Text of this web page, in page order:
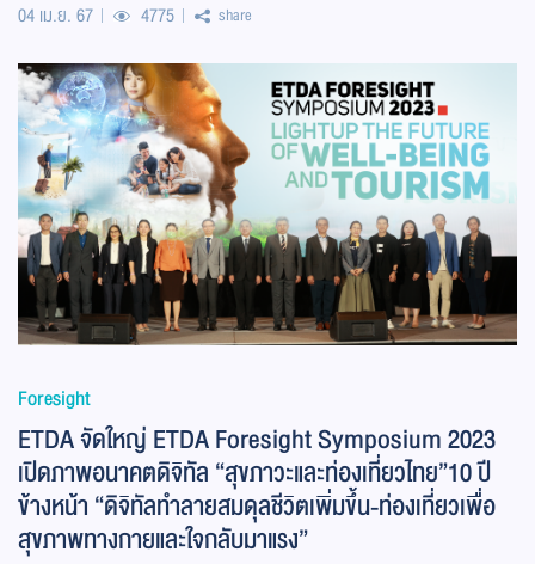
04 เม.ย. 67
4775 share
Foresight
ETDA จัดใหญ่ ETDA Foresight Symposium 2023
เปิดภาพอนาคตดิจิทัล “สุขภาวะและท่องเที่ยวไทย”10 ปี
ข้างหน้า “ดิจิทัลทำลายสมดุลชีวิตเพิ่มขึ้น-ท่องเที่ยวเพื่อ
สุขภาพทางกายและใจกลับมาแรง”